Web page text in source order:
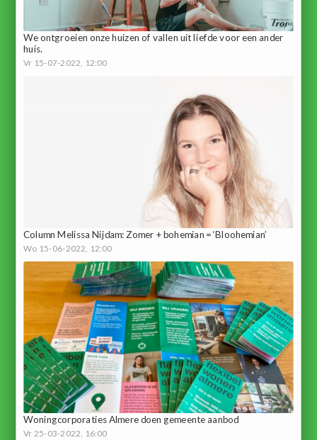
We ontgroeien onze huizen of vallen uit liefde voor een ander
huis.
Vr 15-07-2022, 12:00
Column Melissa Nijdam: Zomer + bohemian = ‘Bloohemian’
Wo 15-06-2022, 12:00
Woningcorporaties Almere doen gemeente aanbod
Vr 25-03-2022, 16:00